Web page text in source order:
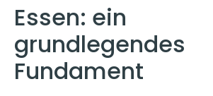
Essen: ein
grundlegendes
Fundament